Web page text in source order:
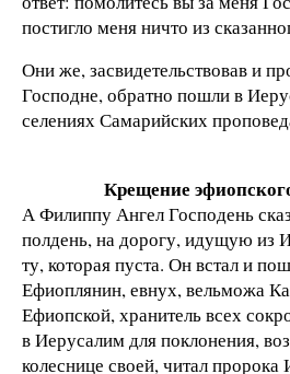
постигло меня ничто из
Они же, засвидетельствовав и
Господне, обратно пошли в
селениях Самарийских
Крещение
А Филиппу Ангел Господень
полдень, на дорогу, идущую из
ту, которая пуста. Он встал и
Ефиоплянин, евнух, вельможа
Ефиопской, хранитель всех
в Иерусалим для поклонения,
колеснице своей, читал